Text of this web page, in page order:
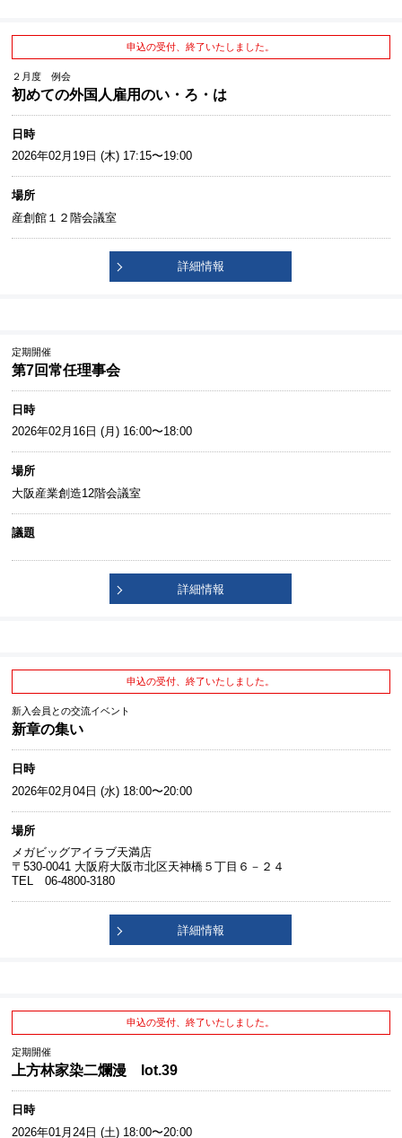
申込の受付、終了いたしました。
２月度 例会
初めての外国人雇用のい・ろ・は
日時
2026年02月19日 (木) 17:15〜19:00
場所
産創館１２階会議室
詳細情報
定期開催
第7回常任理事会
日時
2026年02月16日 (月) 16:00〜18:00
場所
大阪産業創造12階会議室
議題
詳細情報
申込の受付、終了いたしました。
新入会員との交流イベント
新章の集い
日時
2026年02月04日 (水) 18:00〜20:00
場所
メガビッグアイラブ天満店
〒530-0041 大阪府大阪市北区天神橋５丁目６－２４
TEL 06-4800-3180
詳細情報
申込の受付、終了いたしました。
定期開催
上方林家染二爛漫 lot.39
日時
2026年01月24日 (土) 18:00〜20:00